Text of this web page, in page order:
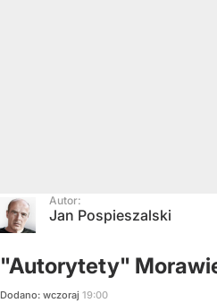
Autor:
Jan Pospieszalski
"Autorytety"
Dodano: wczoraj 19:00